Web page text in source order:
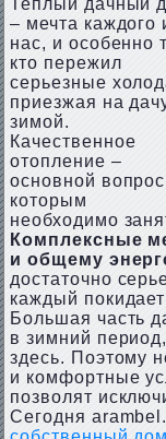
Теплый дачный
– мечта каждого
нас, и особенно
кто пережил
серьезные
приезжая на
зимой.
Качественное
отопление –
основной
которым
необходимо
Комплексные
и общему
достаточно
каждый
Большая часть
в зимний
здесь. Поэтому
и комфортные
позволят
Сегодня